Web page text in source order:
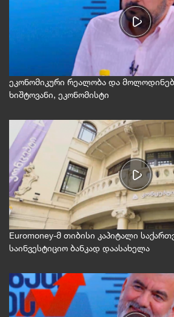
ეკონომიკური რეალობა და
ხიშტოვანი, ეკონომისტი
Euromoney-მ თიბისი კაპიტალი
საინვესტიციო ბანკად დაასახელა